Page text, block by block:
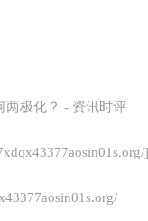
两极化？ - 资讯时评